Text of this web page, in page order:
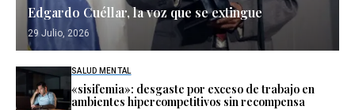
Edgardo Cuéllar, la voz que se extingue
29 Julio, 2026
SALUD MENTAL
«sisifemia»: desgaste por exceso de trabajo en
ambientes hipercompetitivos sin recompensa